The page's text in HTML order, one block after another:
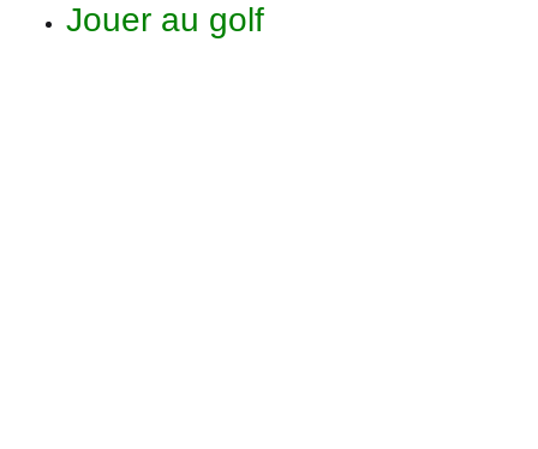
Jouer au golf